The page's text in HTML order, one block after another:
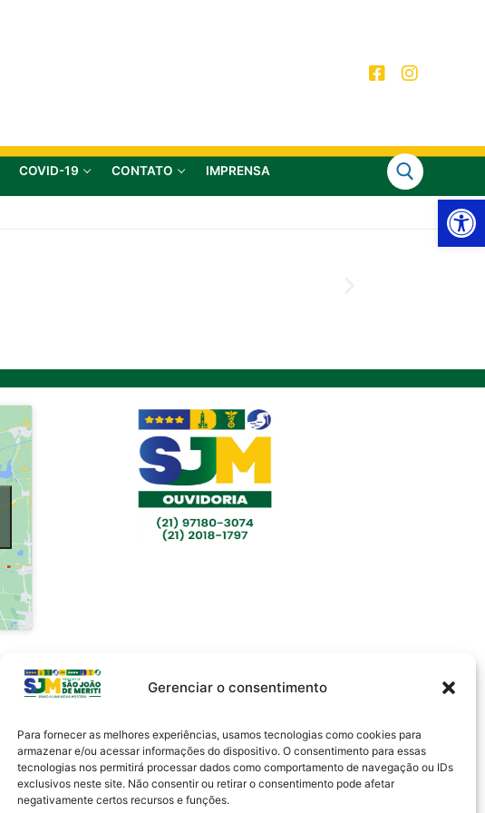
Gerenciar o consentimento
Para fornecer as melhores experiências, usamos tecnologias como cookies para
armazenar e/ou acessar informações do dispositivo. O consentimento para essas
tecnologias nos permitirá processar dados como comportamento de navegação ou IDs
exclusivos neste site. Não consentir ou retirar o consentimento pode afetar
negativamente certos recursos e funções.
COVID-19 CONTATO IMPRENSA
Política de Privacidade